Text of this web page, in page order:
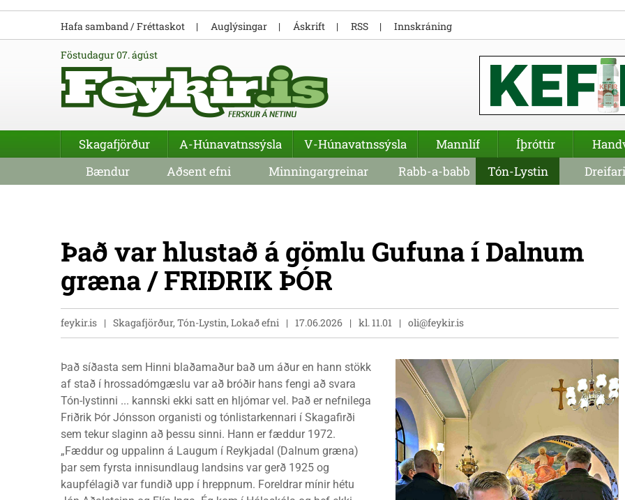
föstudagur 07. ágúst
Það var hlustað á gömlu Gufuna í Dalnum
græna / FRIÐRIK ÞÓR
feykir.is Skagafjörður, Tón-Lystin, Lokað efni 17.06.2026 kl. 11.01 oli@feykir.is
Það síðasta sem Hinni blaðamaður bað um áður en hann stökk
af stað í hrossadómgæslu var að bróðir hans fengi að svara
Tón-lystinni ... kannski ekki satt en hljómar vel. Það er nefnilega
Friðrik Þór Jónsson organisti og tónlistarkennari í Skagafirði
sem tekur slaginn að þessu sinni. Hann er fæddur 1972.
„Fæddur og uppalinn á Laugum í Reykjadal (Dalnum græna)
þar sem fyrsta innisundlaug landsins var gerð 1925 og
kaupfélagið var fundið upp í hreppnum. Foreldrar mínir hétu
Hafa samband / Fréttaskot Auglýsingar Áskrift RSS Innskráning
Skagafjörður A-Húnavatnssýsla V-Húnavatnssýsla Mannlíf Íþróttir
Bændur
Aðsent efni Minningargreinar Rabb-a-babb Tón-Lystin